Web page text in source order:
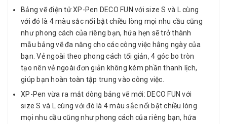
Bảng vẽ điện tử XP-Pen DECO FUN với size S và L cùng
với đó là 4 màu sắc nổi bật chiều lòng mọi nhu cầu cũng
như phong cách của riêng bạn, hứa hẹn sẽ trở thành
mẫu bảng vẽ đa năng cho các công việc hằng ngày của
bạn. Vẻ ngoài theo phong cách tối giản, 4 góc bo tròn
tạo nên vẻ ngoài đơn giản không kém phần thanh lịch,
giúp bạn hoàn toàn tập trung vào công việc.
XP-Pen vừa ra mắt dòng bảng vẽ mới: DECO FUN với
size S và L cùng với đó là 4 màu sắc nổi bật chiều lòng
mọi nhu cầu cũng như phong cách của riêng bạn, hứa